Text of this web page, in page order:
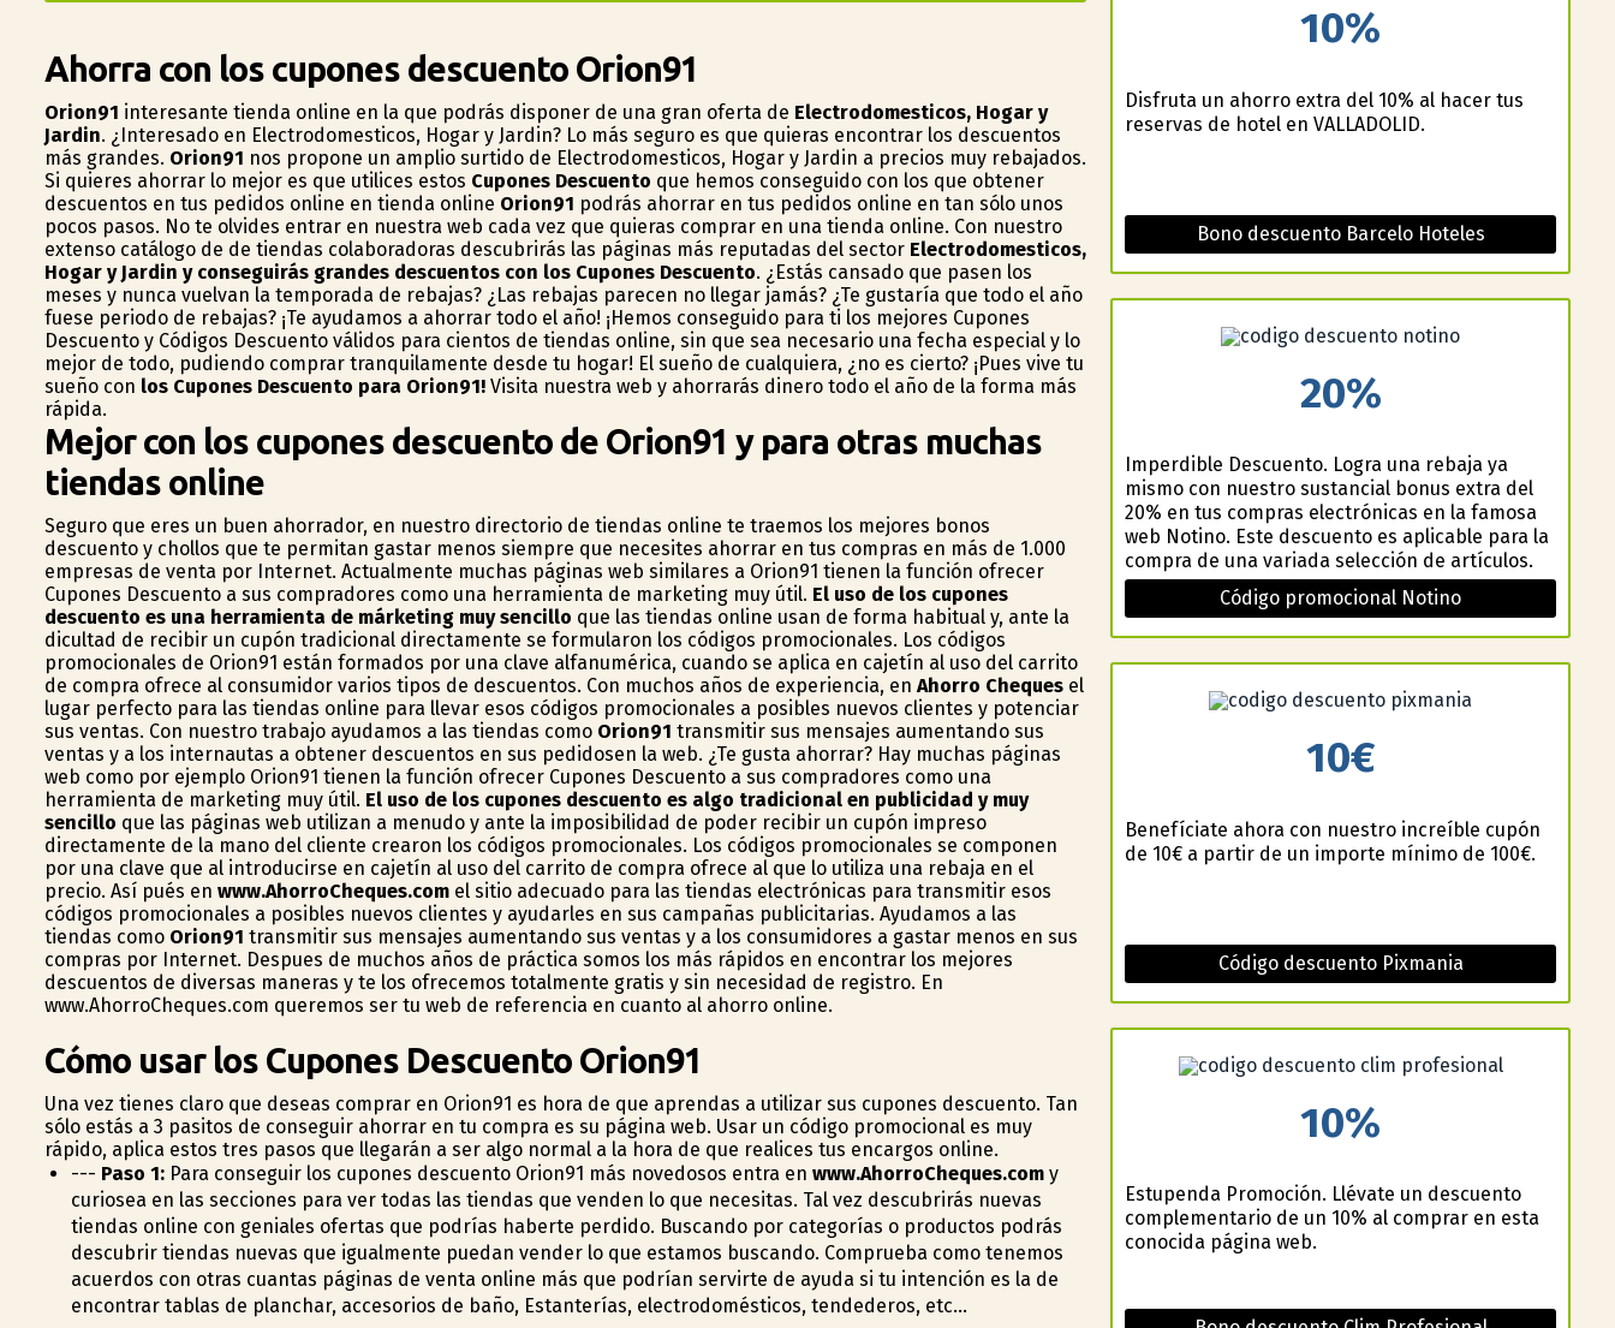
Ahorra con los cupones descuento Orion91
Orion91 interesante tienda online en la que podrás disponer de una gran oferta de Electrodomesticos, Hogar y
Jardin. ¿Interesado en Electrodomesticos, Hogar y Jardin? Lo más seguro es que quieras encontrar los descuentos
más grandes. Orion91 nos propone un amplio surtido de Electrodomesticos, Hogar y Jardin a precios muy rebajados.
Si quieres ahorrar lo mejor es que utilices estos Cupones Descuento que hemos conseguido con los que obtener
descuentos en tus pedidos online en tienda online Orion91 podrás ahorrar en tus pedidos online en tan sólo unos
pocos pasos. No te olvides entrar en nuestra web cada vez que quieras comprar en una tienda online. Con nuestro
extenso catálogo de de tiendas colaboradoras descubrirás las páginas más reputadas del sector Electrodomesticos,
Hogar y Jardin y conseguirás grandes descuentos con los Cupones Descuento. ¿Estás cansado que pasen los
meses y nunca vuelvan la temporada de rebajas? ¿Las rebajas parecen no llegar jamás? ¿Te gustaría que todo el año
fuese periodo de rebajas? ¡Te ayudamos a ahorrar todo el año! ¡Hemos conseguido para ti los mejores Cupones
Descuento y Códigos Descuento válidos para cientos de tiendas online, sin que sea necesario una fecha especial y lo
mejor de todo, pudiendo comprar tranquilamente desde tu hogar! El sueño de cualquiera, ¿no es cierto? ¡Pues vive tu
sueño con los Cupones Descuento para Orion91!Visita nuestra web y ahorrarás dinero todo el año de la forma más
rápida.
Mejor con los cupones descuento de Orion91 y para otras muchas
tiendas online
Seguro que eres un buen ahorrador, en nuestro directorio de tiendas online te traemos los mejores bonos
descuento y chollos que te permitan gastar menos siempre que necesites ahorrar en tus compras en más de 1.000
empresas de venta por Internet. Actualmente muchas páginas web similares a Orion91 tienen la función ofrecer
Cupones Descuento a sus compradores como una herramienta de marketing muy útil. El uso de los cupones
descuento es una herramienta de márketing muy sencillo que las tiendas online usan de forma habitual y, ante la
dificultad de recibir un cupón tradicional directamente se formularon los códigos promocionales. Los códigos
promocionales de Orion91 están formados por una clave alfanumérica, cuando se aplica en cajetín al uso del carrito
de compra ofrece al consumidor varios tipos de descuentos. Con muchos años de experiencia, en Ahorro Chequesel
lugar perfecto para las tiendas online para llevar esos códigos promocionales a posibles nuevos clientes y potenciar
sus ventas. Con nuestro trabajo ayudamos a las tiendas como Orion91 transmitir sus mensajes aumentando sus
ventas y a los internautas a obtener descuentos en sus pedidosen la web. ¿Te gusta ahorrar? Hay muchas páginas
web como por ejemplo Orion91 tienen la función ofrecer Cupones Descuento a sus compradores como una
herramienta de marketing muy útil. El uso de los cupones descuento es algo tradicional en publicidad y muy
sencillo que las páginas web utilizan a menudo y ante la imposibilidad de poder recibir un cupón impreso
directamente de la mano del cliente crearon los códigos promocionales. Los códigos promocionales se componen
por una clave que al introducirse en cajetín al uso del carrito de compra ofrece al que lo utiliza una rebaja en el
precio. Así pués en www.AhorroCheques.comel sitio adecuado para las tiendas electrónicas para transmitir esos
códigos promocionales a posibles nuevos clientes y ayudarles en sus campañas publicitarias. Ayudamos a las
tiendas como Orion91 transmitir sus mensajes aumentando sus ventas y a los consumidores a gastar menos en sus
compras por Internet. Despues de muchos años de práctica somos los más rápidos en encontrar los mejores
descuentos de diversas maneras y te los ofrecemos totalmente gratis y sin necesidad de registro. En
www.AhorroCheques.com queremos ser tu web de referencia en cuanto al ahorro online.
Cómo usar los Cupones Descuento Orion91
Una vez tienes claro que deseas comprar en Orion91 es hora de que aprendas a utilizar sus cupones descuento. Tan
sólo estás a 3 pasitos de conseguir ahorrar en tu compra es su página web. Usar un código promocional es muy
rápido, aplica estos tres pasos que llegarán a ser algo normal a la hora de que realices tus encargos online.
--- Paso 1:Para conseguir los cupones descuento Orion91 más novedosos entra en www.AhorroCheques.comy
curiosea en las secciones para ver todas las tiendas que venden lo que necesitas. Tal vez descubrirás nuevas
tiendas online con geniales ofertas que podrías haberte perdido. Buscando por categorías o productos podrás
descubrir tiendas nuevas que igualmente puedan vender lo que estamos buscando. Comprueba como tenemos
acuerdos con otras cuantas páginas de venta online más que podrían servirte de ayuda si tu intención es la de
encontrar tablas de planchar, accesorios de baño, Estanterías, electrodomésticos, tendederos, etc...
10%
Disfruta un ahorro extra del 10% al hacer tus
reservas de hotel en VALLADOLID.
Bono descuento Barcelo Hoteles
20%
Imperdible Descuento. Logra una rebaja ya
mismo con nuestro sustancial bonus extra del
20% en tus compras electrónicas en la famosa
web Notino. Este descuento es aplicable para la
compra de una variada selección de artículos.
Código promocional Notino
10€
Benefíciate ahora con nuestro increíble cupón
de 10€ a partir de un importe mínimo de 100€.
Código descuento Pixmania
10%
Estupenda Promoción. Llévate un descuento
complementario de un 10% al comprar en esta
conocida página web.